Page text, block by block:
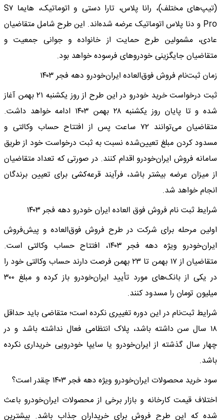
(تیپ‌های مختلف)، رانا پلاس، تارا دستی و اتوماتیک، هایما S۷
Pro و دنا پلاس اتوماتیک عرضه شده‌اند. این طرح شامل متقاضیان
عادی، مشمولین طرح حمایت از خانواده و جوانی جمعیت و
متقاضیان جایگزینی خودروهای فرسوده خواهد بود.
زمان ثبت‌نام فروش فوق‌العاده ایران‌خودرو دهه فجر ۱۴۰۳
ثبت درخواست خرید خودرو در این طرح از روز یکشنبه ۲۱ بهمن آغاز
شده و تا پایان روز یکشنبه ۲۸ بهمن ۱۴۰۳ ادامه خواهد داشت.
متقاضیان می‌توانند ۷۲ ساعت پس از افتتاح حساب وکالتی و
مسدود کردن مبلغ تعیین‌شده نسبت به ثبت درخواست خود از طریق
سامانه فروش ایران‌خودرو اقدام کنند. در صورتی که تعداد متقاضیان
از میزان عرضه بیشتر باشد، فرآیند قرعه‌کشی برای تعیین برندگان
انجام خواهد شد.
شرایط ثبت نام فروش فوق العاده ایران خودرو دهه فجر ۱۴۰۳
اولین مرحله برای شرکت در طرح فروش فوق‌العاده و پیش‌فروش
ایران‌خودرو ویژه دهه فجر ۱۴۰۳، افتتاح حساب وکالتی است.
متقاضیان از ۱۷ بهمن تا ۲۳ بهمن فرصت دارند حساب وکالتی خود را
در یکی از بانک‌های مورد تأیید ایران‌خودرو باز کرده و مبلغ ۳۰۰
میلیون تومان را مسدود کنند.
شرایط ثبت‌نام در این دوره تغییری نکرده است؛ متقاضی باید حداقل
۱۸ سال سن داشته باشد، پلاک انتظامی فعال نداشته باشد و در
چهار سال گذشته از ایران‌خودرو یا سایپا خودرویی خریداری نکرده
باشد.
سود خرید محصولات ایران‌خودرو ویژه دهه فجر ۱۴۰۳ چقدر است؟
اختلاف قیمت کارخانه و بازار برخی از محصولات ایران‌خودرو باعث
شده که این طرح فروش برای خریداران جذاب باشد. بیشترین